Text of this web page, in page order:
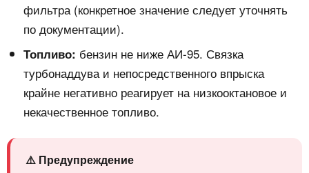
фильтра (конкретное значение следует уточнять
по документации).
Топливо: бензин не ниже АИ-95. Связка
турбонаддува и непосредственного впрыска
крайне негативно реагирует на низкооктановое и
некачественное топливо.
⚠️ Предупреждение